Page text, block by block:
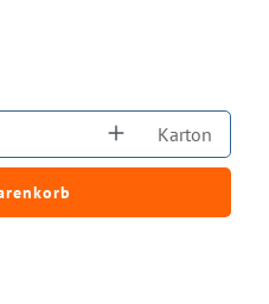
gewünschten
Karton